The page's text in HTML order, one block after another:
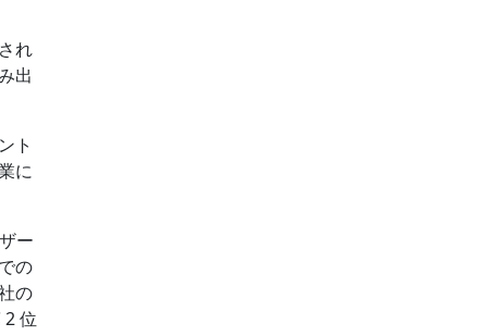
れ
出
ト
に
ー
の
の
位